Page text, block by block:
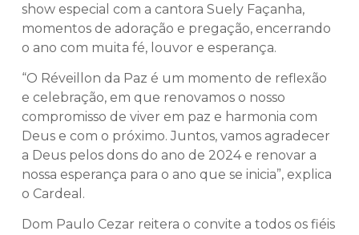
show especial com a cantora Suely Façanha,
momentos de adoração e pregação, encerrando
o ano com muita fé, louvor e esperança.
“O Réveillon da Paz é um momento de reflexão
e celebração, em que renovamos o nosso
compromisso de viver em paz e harmonia com
Deus e com o próximo. Juntos, vamos agradecer
a Deus pelos dons do ano de 2024 e renovar a
nossa esperança para o ano que se inicia”, explica
o Cardeal.
Dom Paulo Cezar reitera o convite a todos os fiéis